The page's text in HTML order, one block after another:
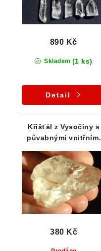
Skladem (1 ks)
890 Kč
Detail
Křišťál z Vysočiny s
půvabnými vnitřními
380 Kč